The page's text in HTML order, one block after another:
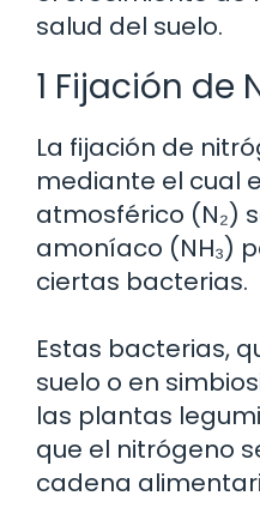
salud del suelo.
1 Fijación de
La fijación de
mediante el cual
atmosférico (N₂)
amoníaco (NH₃)
ciertas bacterias.
Estas bacterias,
suelo o en
las plantas
que el nitrógeno
cadena